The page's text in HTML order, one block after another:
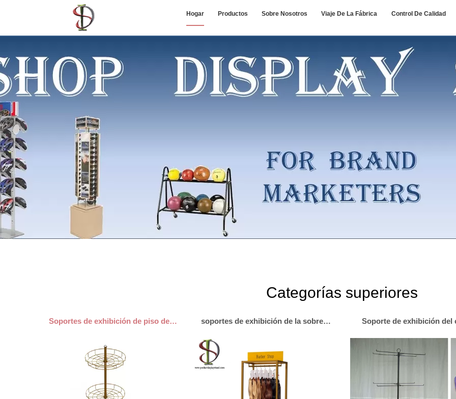
Hogar Productos Sobre Nosotros Viaje De La Fábrica Control De Calidad
Categorías superiores
Soportes de exhibición de piso del metal soportes de exhibición de la sobremesa del metal Soporte de exhibición del